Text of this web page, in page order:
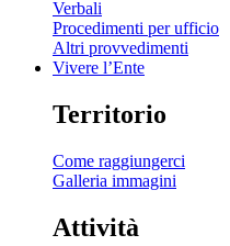
Verbali
Procedimenti per ufficio
Altri provvedimenti
Vivere l’Ente
Territorio
Come raggiungerci
Galleria immagini
Attività